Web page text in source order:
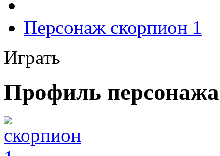
Персонаж скорпион 1
Играть
Профиль